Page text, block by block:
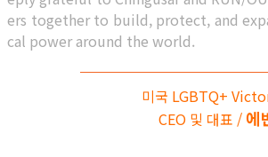
ers together to build, protect, and
cal power around the world.
미국 LGBTQ+
CEO 및 대표 /에